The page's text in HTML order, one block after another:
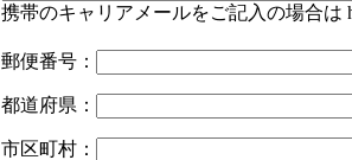
携帯のキャリアメールをご記入の場合は
郵便番号：
都道府県：
市区町村：